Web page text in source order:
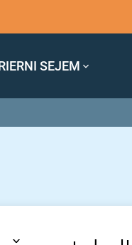
SEJEM